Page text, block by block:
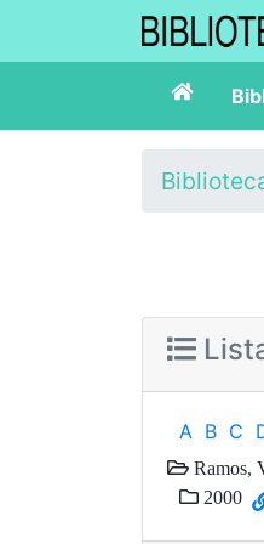
A B C
Ramos,
2000